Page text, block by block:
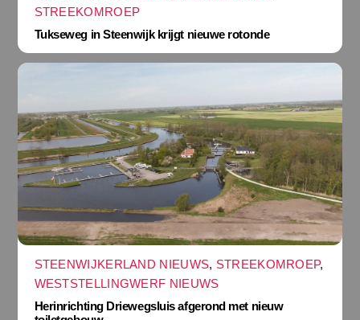
STREEKOMROEP
Tukseweg in Steenwijk krijgt nieuwe rotonde
STEENWIJKERLAND NIEUWS, STREEKOMROEP,
WESTSTELLINGWERF NIEUWS
Herinrichting Driewegsluis afgerond met nieuw